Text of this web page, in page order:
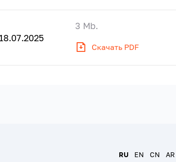
Скачать PDF
3 Mb.
RU EN CN AR